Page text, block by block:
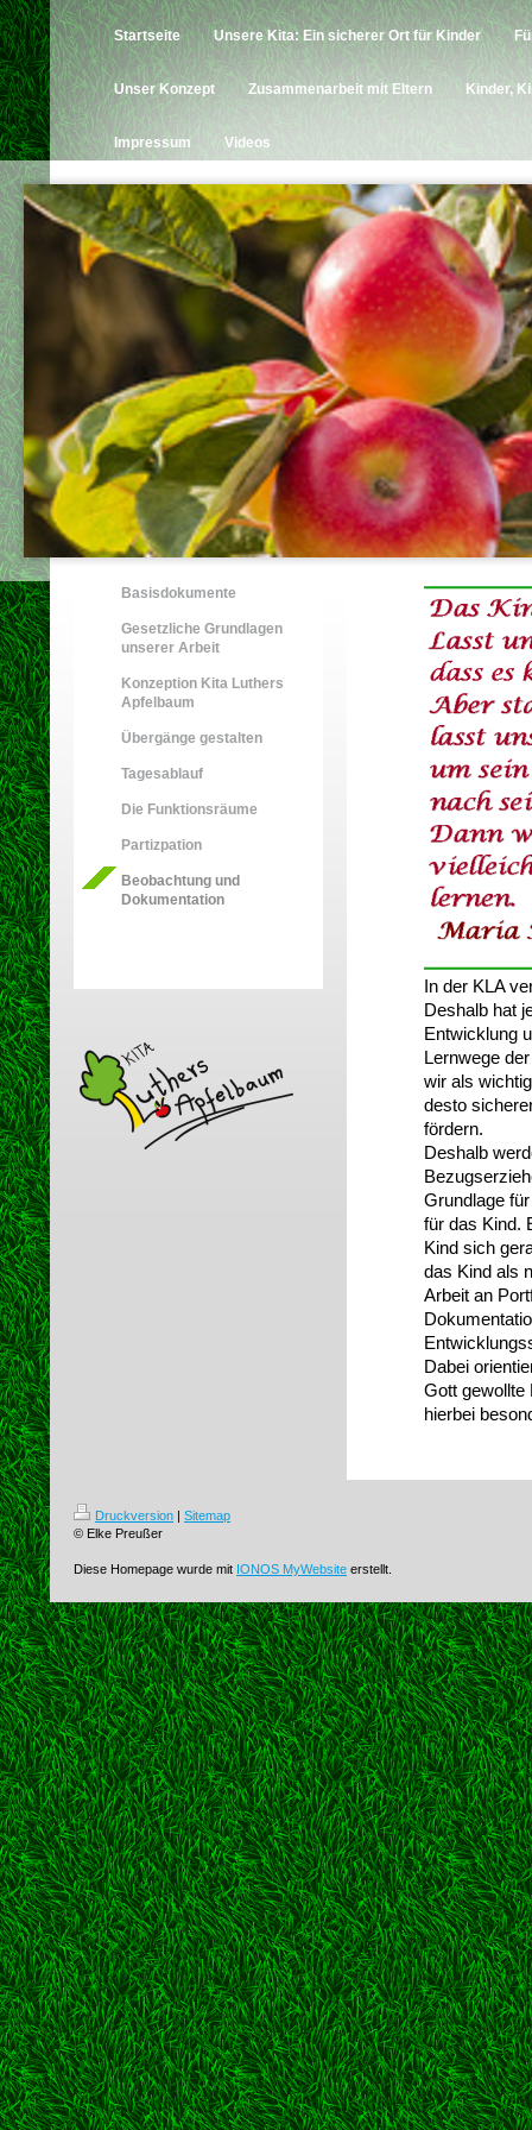
Startseite Unsere Kita: Ein sicherer Ort für Kinder
Unser Konzept Zusammenarbeit mit Eltern Kinder,
Impressum Videos
Basisdokumente
Gesetzliche Grundlagen
unserer Arbeit
Konzeption Kita Luthers
Apfelbaum
Übergänge gestalten
Tagesablauf
Die Funktionsräume
Partizpation
Beobachtung und
Dokumentation
In der KLA
Deshalb hat
Entwicklung
Lernwege
wir als
desto
fördern.
Deshalb
Grundlage
für das Kind.
Kind sich
das Kind als
Arbeit an
Dabei
Gott gewollte
hierbei
Druckversion | Sitemap
© Elke Preußer
Diese Homepage wurde mit IONOS MyWebsite erstellt.